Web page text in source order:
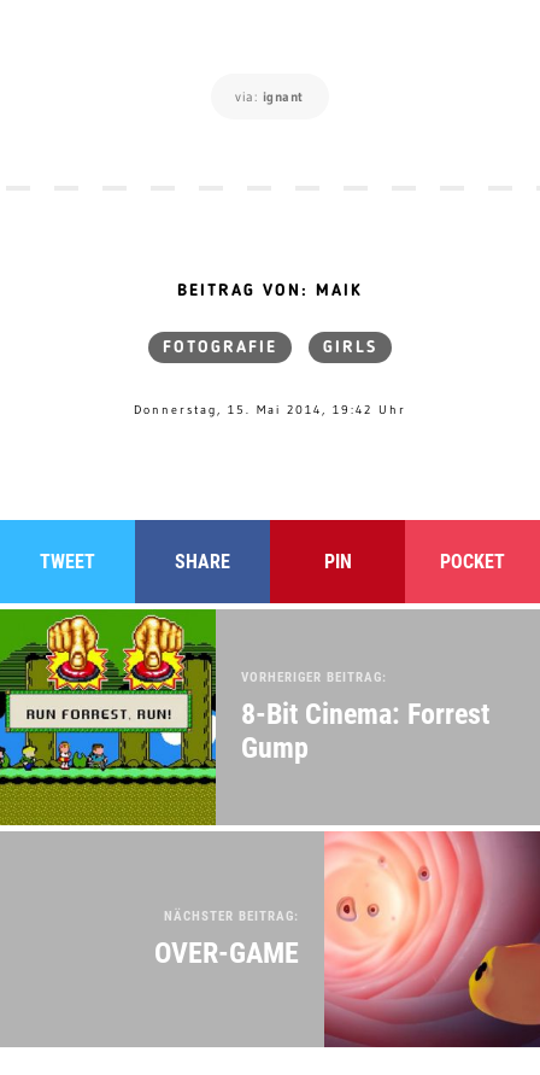
via: ignant
BEITRAG VON: MAIK
FOTOGRAFIE GIRLS
Donnerstag, 15. Mai 2014, 19:42 Uhr
TWEET SHARE PIN POCKET
VORHERIGER BEITRAG:
8-Bit Cinema: Forrest
Gump
NÄCHSTER BEITRAG:
OVER-GAME